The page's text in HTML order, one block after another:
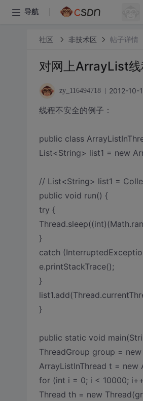
导航
社区 非技术区 帖子详情
对网上ArrayList线
zy_116494718 2012-10-
线程不安全的例子：
public class
List<String> list1 = new
// List<String> list1 =
public void run() {
try {
}
catch
e.printStackTrace();
}
}
public static void
ThreadGroup group =
ArrayListInThread t = new
for (int i = 0; i < 10000;
Thread th = new